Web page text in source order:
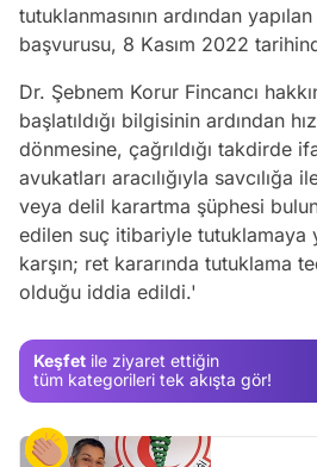
tutuklanmasının ardından
başvurusu, 8 Kasım 2022
Dr. Şebnem Korur Fincancı
başlatıldığı bilgisinin ardından
dönmesine, çağrıldığı takdirde
avukatları aracılığıyla savcılığa
veya delil karartma şüphesi
edilen suç itibariyle tutuklamaya
karşın; ret kararında tutuklama
olduğu iddia edildi.'
Keşfet ile ziyaret ettiğin
tüm kategorileri tek akışta gör!